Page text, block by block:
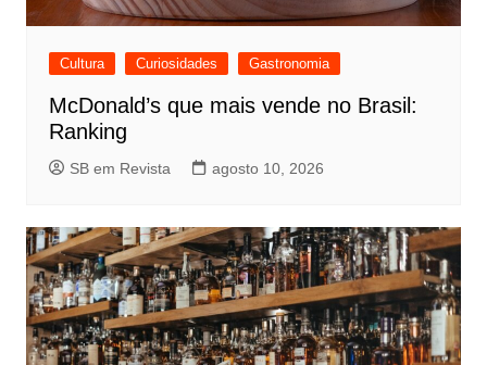
Cultura Curiosidades Gastronomia
McDonald’s que mais vende no Brasil:
Ranking
SB em Revista agosto 10, 2026